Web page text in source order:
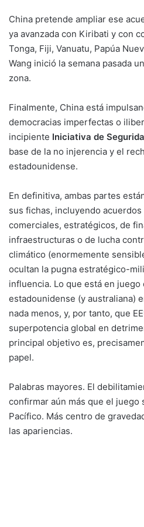
China pretende ampliar ese
ya avanzada con Kiribati y con
Tonga, Fiji, Vanuatu, Papúa
Wang inició la semana pasada
zona.
Finalmente, China está
democracias imperfectas o
incipiente Iniciativa de
base de la no injerencia y el
estadounidense.
En definitiva, ambas partes
sus fichas, incluyendo
comerciales, estratégicos, de
infraestructuras o de lucha
climático (enormemente
ocultan la pugna estratégico-
influencia. Lo que está en
estadounidense (y australiana)
nada menos, y, por tanto, que
superpotencia global en
principal objetivo es,
papel.
Palabras mayores. El
confirmar aún más que el juego
Pacífico. Más centro de
las apariencias.